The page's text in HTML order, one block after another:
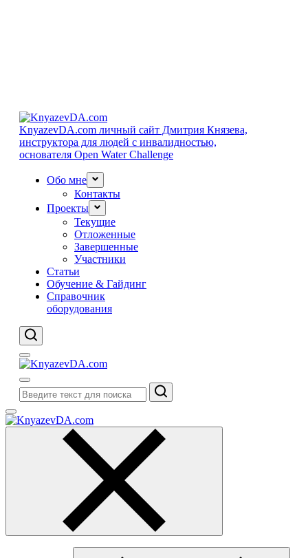
KnyazevDA.com личный сайт Дмитрия Князева,
инструктора для людей с инвалидностью,
основателя Open Water Challenge
Обо мне
Контакты
Проекты
Текущие
Отложенные
Завершенные
Участники
Статьи
Обучение & Гайдинг
Справочник
оборудования
Поиск